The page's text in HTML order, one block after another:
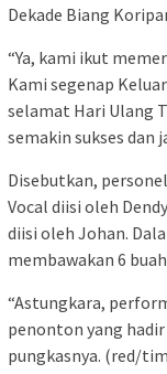
Dekade Biang
“Ya, kami ikut
Kami segenap
selamat Hari Ulang
semakin sukses dan
Disebutkan,
Vocal diisi oleh
diisi oleh Johan.
membawakan 6
“Astungkara,
penonton yang hadir
pungkasnya. (red/